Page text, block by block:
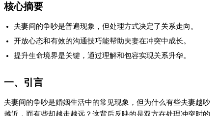
核心摘要
夫妻间的争吵是普遍现象，但处理方式决定了关系走向。
开放心态和有效的沟通技巧能帮助夫妻在冲突中成长。
提升生命境界是关键，通过理解和包容实现关系升华。
一、引言
夫妻间的争吵是婚姻生活中的常见现象，但为什么有些夫妻越吵
越近，而有些却越走越远？这背后反映的是双方在处理冲突时的